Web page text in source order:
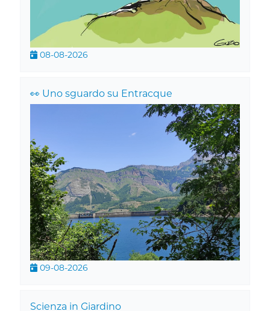
08-08-2026
👀 Uno sguardo su Entracque
09-08-2026
Scienza in Giardino